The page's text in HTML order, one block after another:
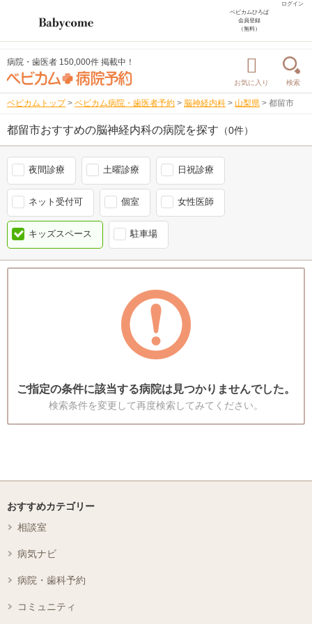
ログイン
ベビカムひろば
会員登録
（無料）
病院・歯医者 150,000件 掲載中！
お気に入り 検索
ベビカムトップ > ベビカム病院・歯医者予約 > 脳神経内科 > 山梨県 > 都留市
都留市おすすめの脳神経内科の病院を探す （0件）
夜間診療 土曜診療 日祝診療
ネット受付可 個室 女性医師
キッズスペース 駐車場
ご指定の条件に該当する病院は見つかりませんでした。
検索条件を変更して再度検索してみてください。
おすすめカテゴリー
相談室
病気ナビ
病院・歯科予約
コミュニティ